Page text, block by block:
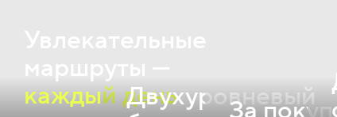
каждый деньДвухуровневый